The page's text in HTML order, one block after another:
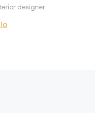
designer